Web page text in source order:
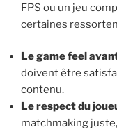
FPS ou un jeu
certaines
Le game feel
doivent être
contenu.
Le respect du
matchmaking